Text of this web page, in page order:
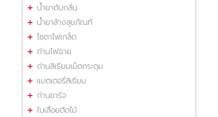
น้ำยาดับกลิ่น
น้ำยาล้างสุขภัณฑ์
โซดาไฟเกล็ด
ถ่านไฟฉาย
ถ่านลิเธียมเม็ดกระดุม
แบตเตอรี่ลิเธียม
ถ่านชาร์จ
ใบเลื่อยตัดไม้